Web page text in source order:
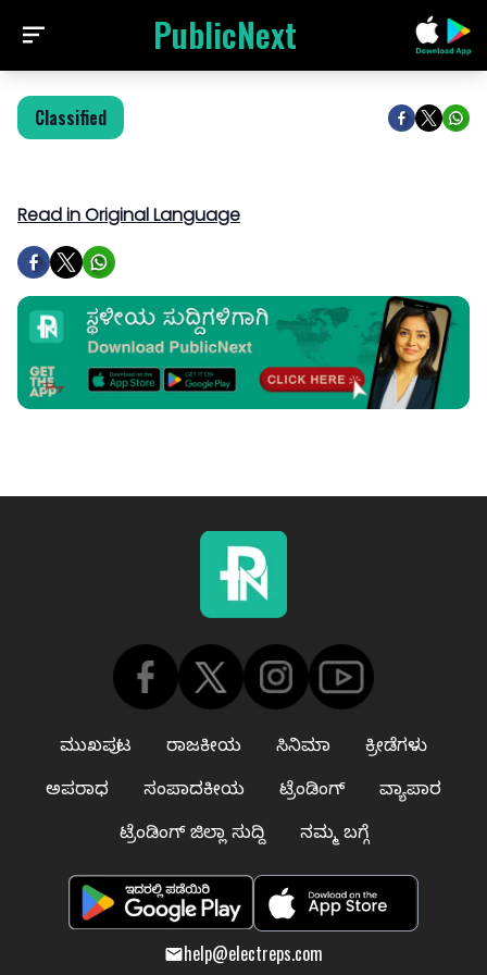
PublicNext
Classified
Read in Original Language
ಮುಖಪುಟ ರಾಜಕೀಯ ಸಿನಿಮಾ
ಕ್ರೀಡೆಗಳು
ಅಪರಾಧ
ಸಂಪಾದಕೀಯ ಟ್ರೆಂಡಿಂಗ್
ವ್ಯಾಪಾರ
ಟ್ರೆಂಡಿಂಗ್ ಜಿಲ್ಲಾ ಸುದ್ದಿ
ನಮ್ಮ ಬಗ್ಗೆ
help@electreps.com